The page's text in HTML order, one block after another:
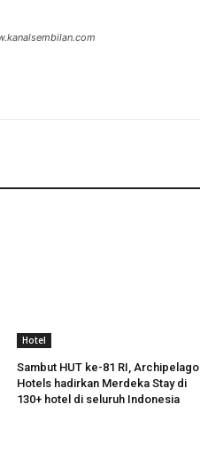
Hotel
Sambut HUT ke-81 RI, Archipelago
Hotels hadirkan Merdeka Stay di
130+ hotel di seluruh Indonesia